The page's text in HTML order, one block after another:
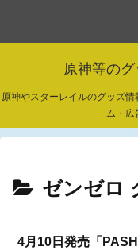
原神等のグ
原神やスターレイルのグッズ
ム・広
ゼンゼロ
4月10日発売「